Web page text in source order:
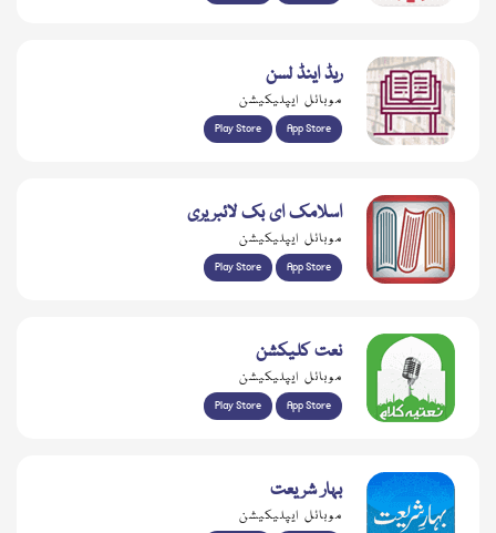
ریڈ اینڈ لسن
موبائل ایپلیکیشن
Play Store App Store
اسلامک ای بک لائبریری
موبائل ایپلیکیشن
Play Store App Store
نعت کلیکشن
موبائل ایپلیکیشن
Play Store App Store
بہار شریعت
موبائل ایپلیکیشن